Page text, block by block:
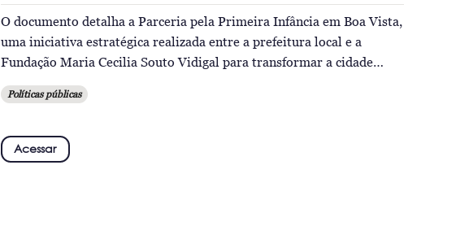
O documento detalha a Parceria pela Primeira Infância em Boa Vista,
uma iniciativa estratégica realizada entre a prefeitura local e a
Fundação Maria Cecilia Souto Vidigal para transformar a cidade…
Políticas públicas
Acessar